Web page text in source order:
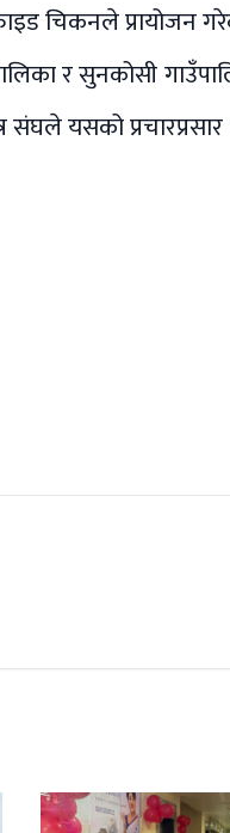
चिकनले प्रायोजन
र सुनकोसी
यसको